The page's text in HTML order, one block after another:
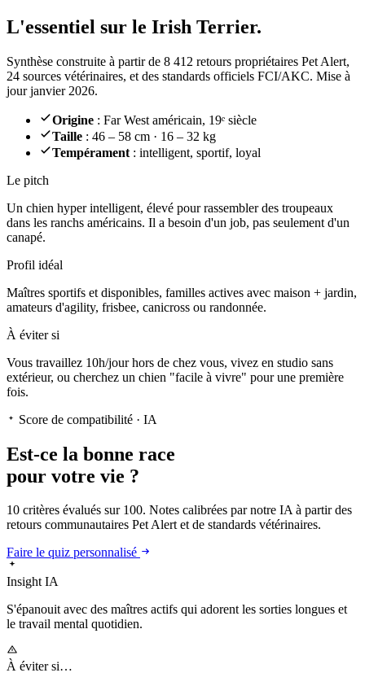
L'essentiel sur le Irish Terrier.
Synthèse construite à partir de 8 412 retours propriétaires Pet Alert,
24 sources vétérinaires, et des standards officiels FCI/AKC. Mise à
jour janvier 2026.
Origine : Far West américain, 19ᵉ siècle
Taille : 46 – 58 cm · 16 – 32 kg
Tempérament : intelligent, sportif, loyal
Le pitch
Un chien hyper intelligent, élevé pour rassembler des troupeaux
dans les ranchs américains. Il a besoin d'un job, pas seulement d'un
canapé.
Profil idéal
Maîtres sportifs et disponibles, familles actives avec maison + jardin,
amateurs d'agility, frisbee, canicross ou randonnée.
À éviter si
Vous travaillez 10h/jour hors de chez vous, vivez en studio sans
extérieur, ou cherchez un chien "facile à vivre" pour une première
fois.
Score de compatibilité · IA
Est-ce la bonne race
pour votre vie ?
10 critères évalués sur 100. Notes calibrées par notre IA à partir des
retours communautaires Pet Alert et de standards vétérinaires.
Faire le quiz personnalisé
Insight IA
S'épanouitavec des maîtres actifs qui adorent les sorties longues et
le travail mental quotidien.
À éviter si…